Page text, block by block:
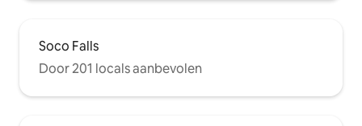
Soco Falls
Door 201 locals aanbevolen